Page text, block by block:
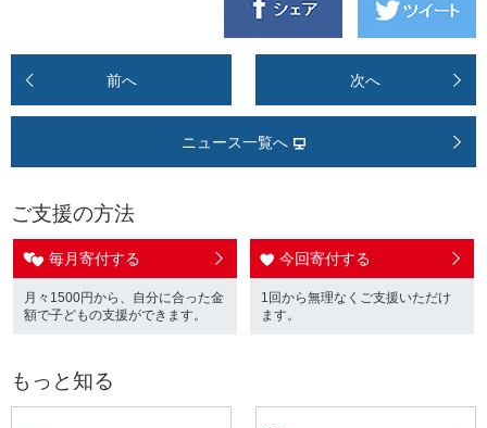
前へ 次へ
ニュース一覧へ
ご支援の方法
毎月寄付する
月々1500円から、自分に合った金
額で子どもの支援ができます。
今回寄付する
1回から無理なくご支援いただけ
ます。
もっと知る